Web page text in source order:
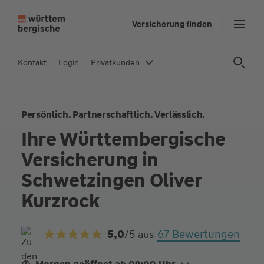
In
Versicherung finden
Kontakt Login Privatkunden
Persönlich. Partnerschaftlich. Verlässlich.
Ihre Württembergische
Versicherung in
Schwetzingen Oliver
Kurzrock
5,0/5 aus 67 Bewertungen